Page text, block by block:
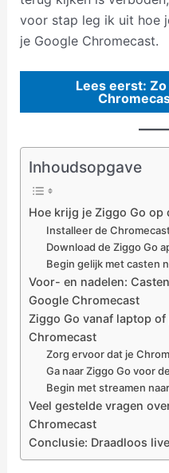
voor stap leg ik uit hoe
je Google Chromecast.
Lees eerst:
Inhoudsopgave
Hoe krijg je Ziggo Go op
Installeer de
Download de Ziggo Go
Begin gelijk met casten
Voor- en nadelen:
Google Chromecast
Ziggo Go vanaf laptop
Chromecast
Zorg ervoor dat je
Ga naar Ziggo Go voor
Begin met streamen
Veel gestelde vragen
Chromecast
Conclusie: Draadloos